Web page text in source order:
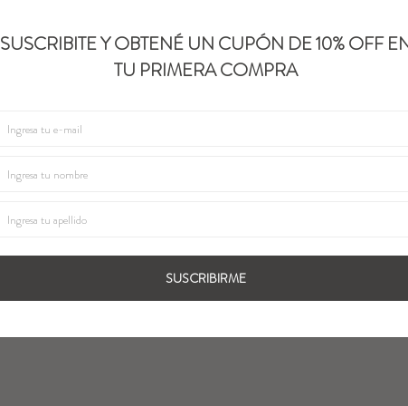
SUSCRIBITE Y OBTENÉ UN CUPÓN DE 10% OFF
TU PRIMERA COMPRA
SUSCRIBIRME